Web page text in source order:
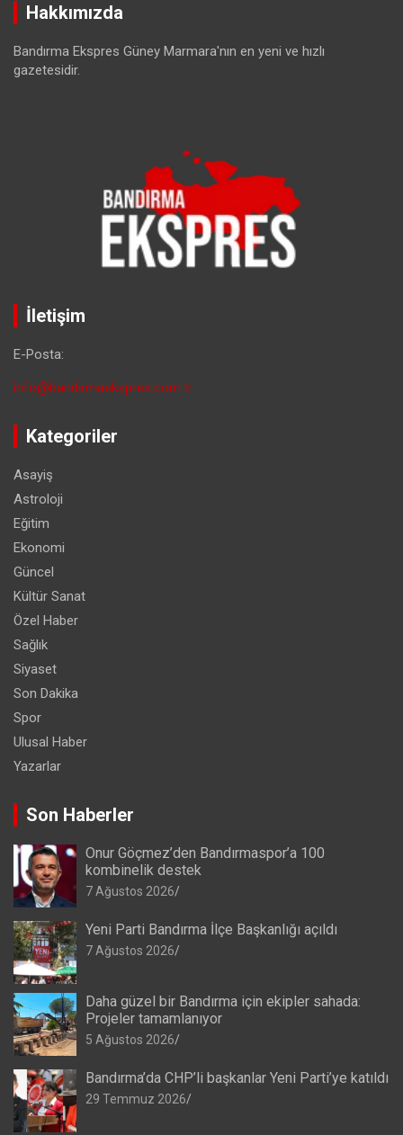
Hakkımızda
Bandırma Ekspres Güney Marmara'nın en yeni ve hızlı
gazetesidir.
İletişim
E-Posta:
info@bandirmaekspres.com.tr
Kategoriler
Asayiş
Astroloji
Eğitim
Ekonomi
Güncel
Kültür Sanat
Özel Haber
Sağlık
Siyaset
Son Dakika
Spor
Ulusal Haber
Yazarlar
Son Haberler
Onur Göçmez’den Bandırmaspor’a 100
kombinelik destek
7 Ağustos 2026
Yeni Parti Bandırma İlçe Başkanlığı açıldı
7 Ağustos 2026
Daha güzel bir Bandırma için ekipler sahada:
Projeler tamamlanıyor
5 Ağustos 2026
Bandırma’da CHP’li başkanlar Yeni Parti’ye katıldı
29 Temmuz 2026